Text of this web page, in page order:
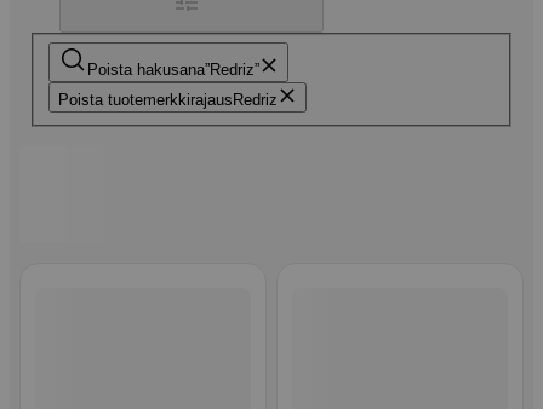
Poista hakusana Redriz
Poista tuotemerkkirajaus Redriz